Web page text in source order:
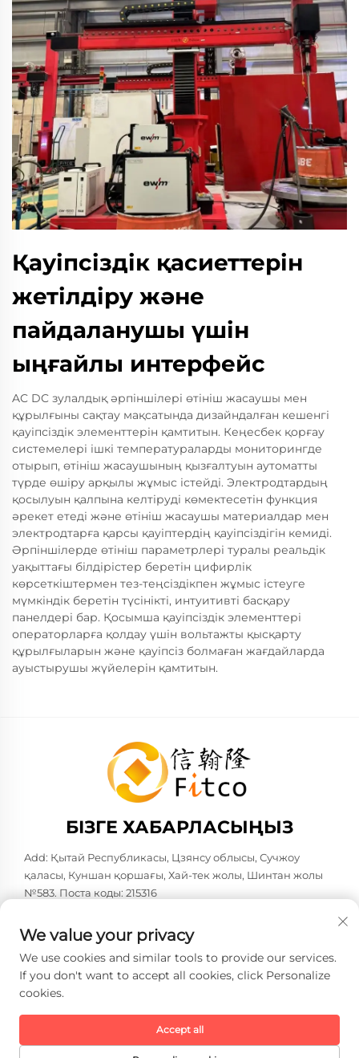
Қауіпсіздік қасиеттерін
жетілдіру және
пайдаланушы үшін
ыңғайлы интерфейс
AC DC зулалдық әрпіншілері өтініш жасаушы мен
құрылғыны сақтау мақсатында дизайндалған кешенгі
қауіпсіздік элементтерін қамтитын. Кеңесбек қорғау
системелері ішкі температураларды мониторингде
отырып, өтініш жасаушының қызғалтуын аутоматты
түрде өшіру арқылы жұмыс істейді. Электродтардың
қосылуын қалпына келтіруді көмектесетін функция
әрекет етеді және өтініш жасаушы материалдар мен
электродтарға қарсы қауіптердің қауіпсіздігін кемиді.
Әрпіншілерде өтініш параметрлері туралы реальдік
уақыттағы білдірістер беретін цифирлік
көрсеткіштермен тез-теңсіздікпен жұмыс істеуге
мүмкіндік беретін түсінікті, интуитивті басқару
панелдері бар. Қосымша қауіпсіздік элементтері
операторларға қолдау үшін вольтажты қысқарту
құрылғыларын және қауіпсіз болмаған жағдайларда
ауыстырушы жүйелерін қамтитын.
БІЗГЕ ХАБАРЛАСЫҢЫЗ
Add: Қытай Республикасы, Цзянсу облысы, Сучжоу
қаласы, Куншан қоршағы, Хай-тек жолы, Шинтан жолы
№583. Поста коды: 215316
Электрондық пошта:
[email protected]
Copyright © 2026 Faith-Han Intelligent Technology Co., Ltd.
саясаты
We value your privacy
We use cookies and similar tools to provide our services.
If you don't want to accept all cookies, click Personalize
cookies.
Accept all